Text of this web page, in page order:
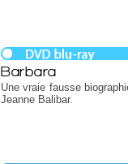
Barbara
Une vraie fausse
Jeanne Balibar.